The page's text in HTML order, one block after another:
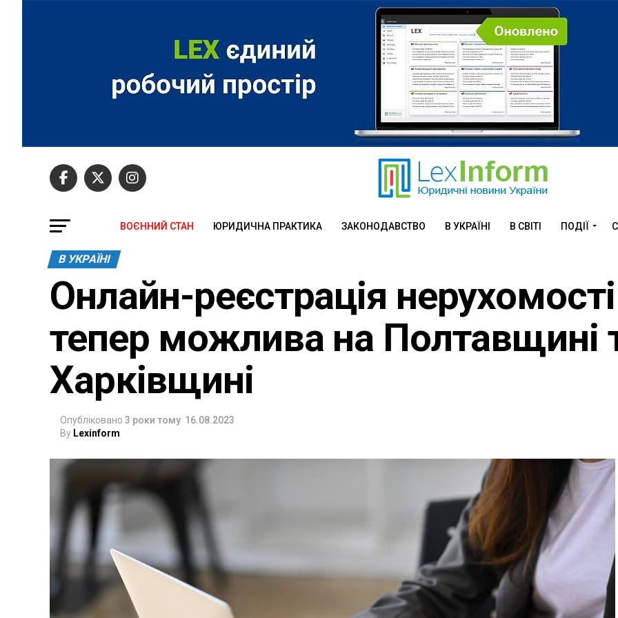
ВОЄННИЙ СТАН ЮРИДИЧНА ПРАКТИКА ЗАКОНОДАВСТВО В УКРАЇНІ В СВІТІ ПОДІЇ
В УКРАЇНІ
Онлайн-реєстрація нерухомості
тепер можлива на Полтавщині
Харківщині
Опубліковано 3 роки тому 16.08.2023
By Lexinform